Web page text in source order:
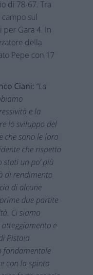
di 78-67. Tra
sul
per Gara 4. In
della
Pepe con 17
Ciani: “La
e la
lo sviluppo del
che sono le loro
che rispetto
un po’ più
di rendimento
di alcune
due partite
Ci siamo
e
Pistoia
fondamentale
con la spinta